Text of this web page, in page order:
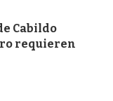
Cabildo
requieren